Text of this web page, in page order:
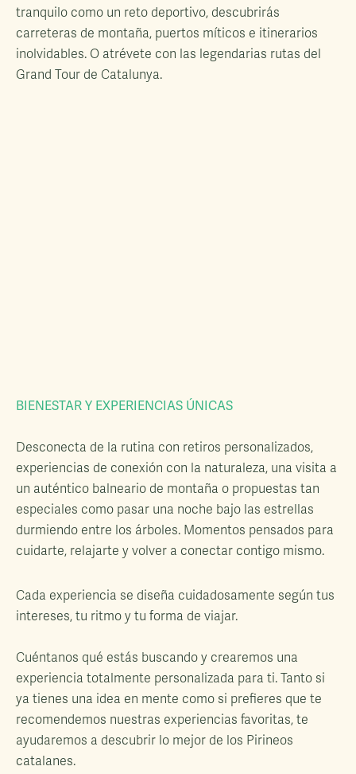
tranquilo como un reto deportivo, descubrirás
carreteras de montaña, puertos míticos e itinerarios
inolvidables. O atrévete con las legendarias rutas del
Grand Tour de Catalunya.
BIENESTAR Y EXPERIENCIAS ÚNICAS
Desconecta de la rutina con retiros personalizados,
experiencias de conexión con la naturaleza, una visita a
un auténtico balneario de montaña o propuestas tan
especiales como pasar una noche bajo las estrellas
durmiendo entre los árboles. Momentos pensados para
cuidarte, relajarte y volver a conectar contigo mismo.
Cada experiencia se diseña cuidadosamente según tus
intereses, tu ritmo y tu forma de viajar.
Cuéntanos qué estás buscando y crearemos una
experiencia totalmente personalizada para ti. Tanto si
ya tienes una idea en mente como si prefieres que te
recomendemos nuestras experiencias favoritas, te
ayudaremos a descubrir lo mejor de los Pirineos
catalanes.